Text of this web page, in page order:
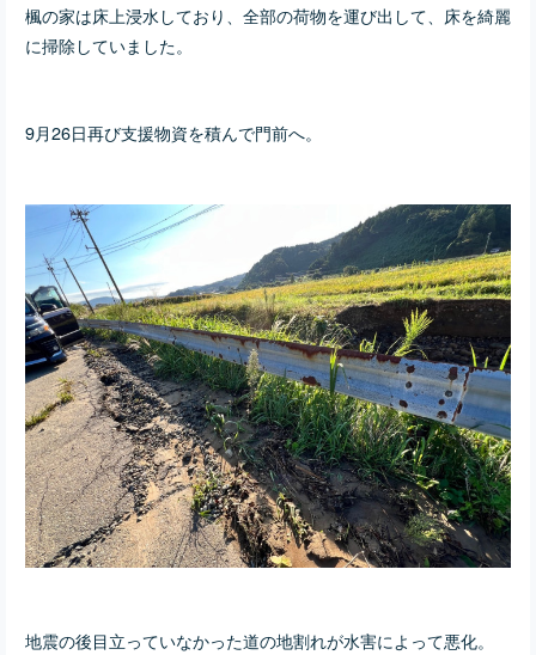
楓の家は床上浸水しており、全部の荷物を運び出して、床を綺麗
に掃除していました。
9月26日再び支援物資を積んで門前へ。
地震の後目立っていなかった道の地割れが水害によって悪化。